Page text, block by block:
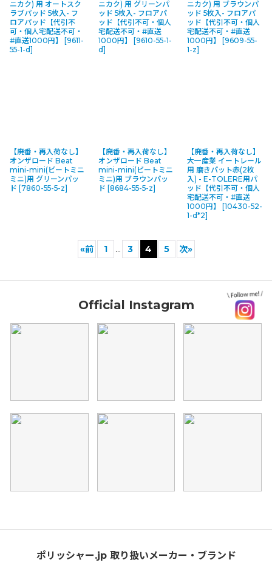
ニカク) 用 オートスク
ラブパッド 5枚入- フ
ロアパッド【代引不
可・個人宅配送不可・
#直送1000円】
[9611-
55-1-d]
ニカク) 用 グリーンパ
ッド 5枚入- フロアパ
ッド【代引不可・個人
宅配送不可・#直送
1000円】
[9610-55-1-
d]
ニカク) 用 ブラウンパ
ッド 5枚入- フロアパ
ッド【代引不可・個人
宅配送不可・#直送
1000円】
[9609-55-
1-z]
【廃番・再入荷なし】
オンザロード Beat
mini-mini(ビートミニ
ミニ)用 グリーンパッ
ド [7860-55-5-z]
【廃番・再入荷なし】
オンザロード Beat
mini-mini(ビートミニ
ミニ)用 ブラウンパッ
ド [8684-55-5-z]
【廃番・再入荷なし】
大一産業 イートレール
用 磨きパット赤(2枚
入) - E-TOLERE用パ
ッド【代引不可・個人
宅配送不可・#直送
1000円】
[10430-52-
1-d*2]
«前 1 ... 3 4 5 次»
Official Instagram
ポリッシャー.jp 取り扱いメーカー・ブランド